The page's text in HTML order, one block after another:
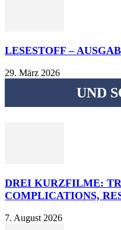
LESESTOFF –
29. März 2026
UND
DREI KURZFILME:
COMPLICATIONS,
7. August 2026